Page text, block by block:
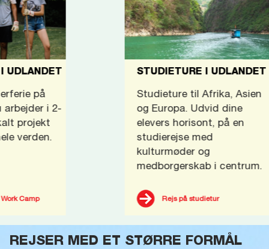
STUDIETURE I UDLANDET
Studieture til Afrika, Asien
og Europa. Udvid dine
elevers horisont, på en
studierejse med
medborgerskab i centrum.
REJSER MED ET STØRRE FORMÅL